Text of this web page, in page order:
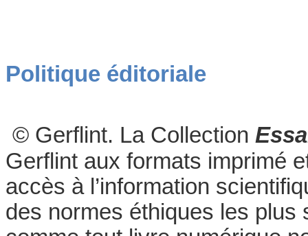
Politique éditoriale
© Gerflint. La Collection
Gerflint aux formats imprimé
accès à l’information
des normes éthiques les